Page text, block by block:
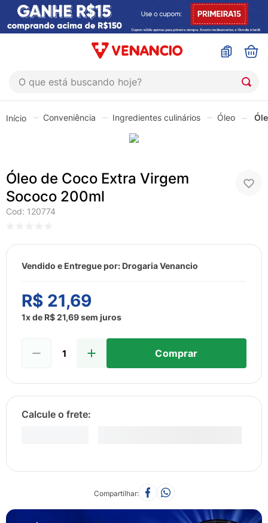
O que está buscando hoje?
Conveniência Ingredientes culinários Óleo
Óleo de Coco Extra Virgem
Sococo 200ml
Cod: 120774
Vendido e Entregue por: Drogaria Venancio
R$ 21,69
1x de R$21,69sem juros
Comprar
Compartilhar
1º
coristina
4º
fly gotas
8º
esmalte
fralda